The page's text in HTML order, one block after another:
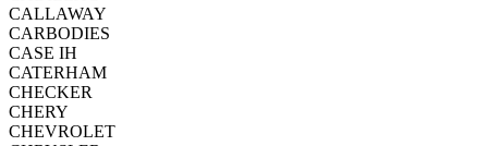
CALLAWAY
CARBODIES
CASE IH
CATERHAM
CHECKER
CHERY
CHEVROLET